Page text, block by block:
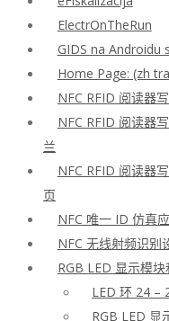
ElectrOnTheRun
GIDS na Androidu
Home Page: (zh
NFC RFID 阅读器
NFC RFID 阅读器
兰
NFC RFID 阅读器
页
NFC 唯一 ID 仿真
NFC 无线射频识别
RGB LED 显示模
LED 环 24 –
RGB LED 显